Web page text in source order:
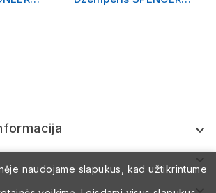

naudojame slapukus, kad užtikrintume